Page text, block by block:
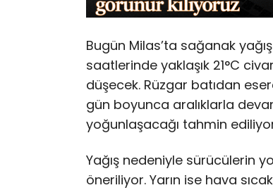
Bugün Milas’ta sağanak
saatlerinde yaklaşık 21°C
düşecek. Rüzgar batıdan
gün boyunca aralıklarla
yoğunlaşacağı tahmin
Yağış nedeniyle sürücülerin
öneriliyor. Yarın ise hava